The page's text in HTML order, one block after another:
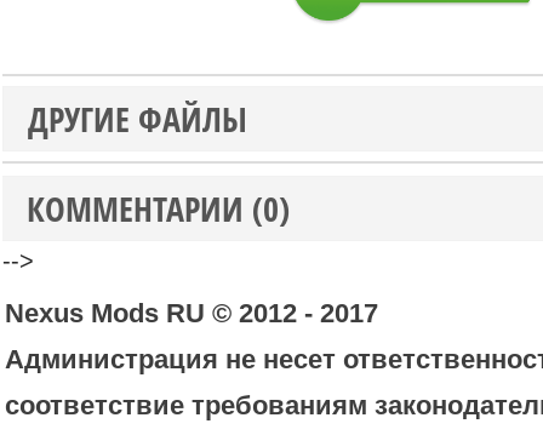
ДРУГИЕ ФАЙЛЫ
КОММЕНТАРИИ (0)
-->
Nexus Mods RU © 2012 - 2017
Администрация не несет
соответствие требованиям